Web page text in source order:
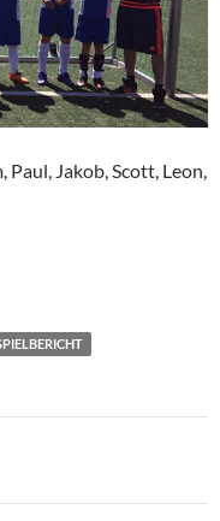
Jakob, Scott, Leon,